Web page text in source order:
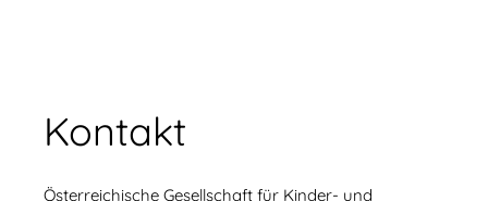
Kontakt
Österreichische Gesellschaft für Kinder- und